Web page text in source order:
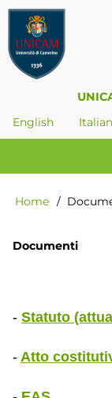
Salta
contenuto
principale
English
Italian
principale
Briciole
pane
Home
Documenti
- Statuto
- Atto